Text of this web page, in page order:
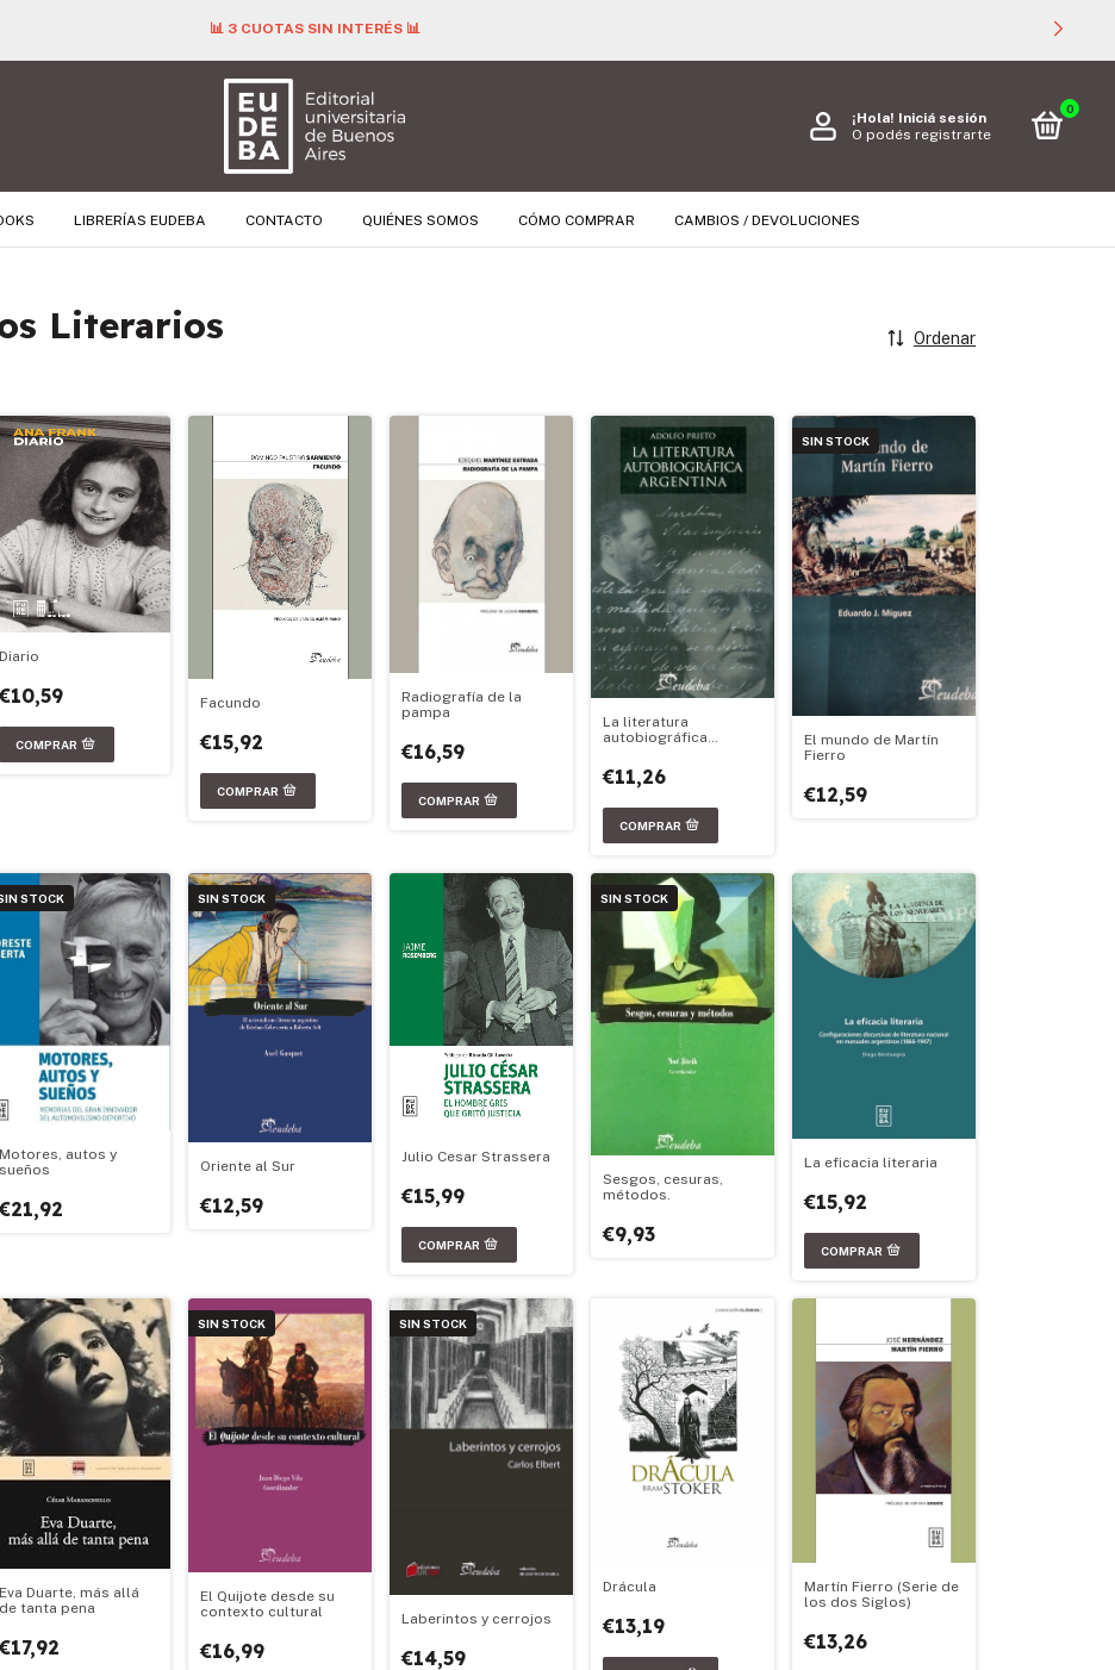
📊 3 CUOTAS SIN INTERÉS 📊
¡Hola! Iniciá sesión
O podés registrarte
0
LIBRERÍAS EUDEBA CONTACTO QUIÉNES SOMOS CÓMO COMPRAR CAMBIOS / DEVOLUCIONES
Literarios Ordenar
Diario
€10,59 Facundo
€15,92
Radiografía de la
pampa
€16,59
La literatura
autobiográfica
€11,26
SIN STOCK
El mundo de Martín
Fierro
€12,59
STOCK
Motores, autos y
sueños
€21,92
SIN STOCK
Oriente al Sur
€12,59
Julio Cesar Strassera
€15,99
SIN STOCK
Sesgos, cesuras,
métodos.
€9,93
La eficacia literaria
€15,92
Eva Duarte, más allá
de tanta pena
€17,92
SIN STOCK
El Quijote desde su
contexto cultural
€16,99
SIN STOCK
Laberintos y cerrojos
€14,59
Drácula
€13,19
Martín Fierro (Serie de
los dos Siglos)
€13,26